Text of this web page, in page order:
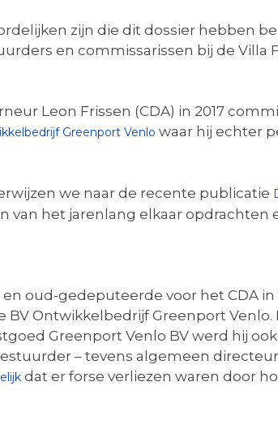
zijn die dit dossier hebben
en commissarissen bij de Villa
Leon Frissen (CDA) in 2017
Greenport Venlo waar hij echter
we naar de recente publicatie
van het jarenlang elkaar opdrachten
oud-gedeputeerde voor het CDA in
Ontwikkelbedrijf Greenport Venlo.
Greenport Venlo BV werd hij
– tevens algemeen
dat er forse verliezen waren door